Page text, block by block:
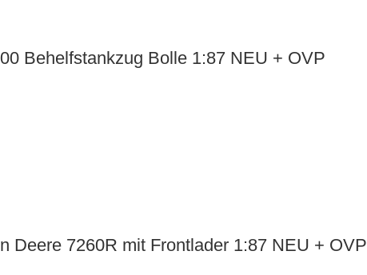
Behelfstankzug Bolle 1:87 NEU + OVP
Deere 7260R mit Frontlader 1:87 NEU + OVP